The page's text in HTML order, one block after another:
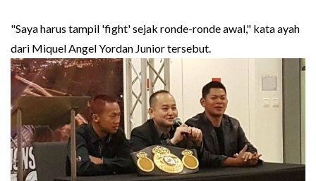
"Saya harus tampil 'fight' sejak ronde-ronde awal," kata ayah
dari Miquel Angel Yordan Junior tersebut.